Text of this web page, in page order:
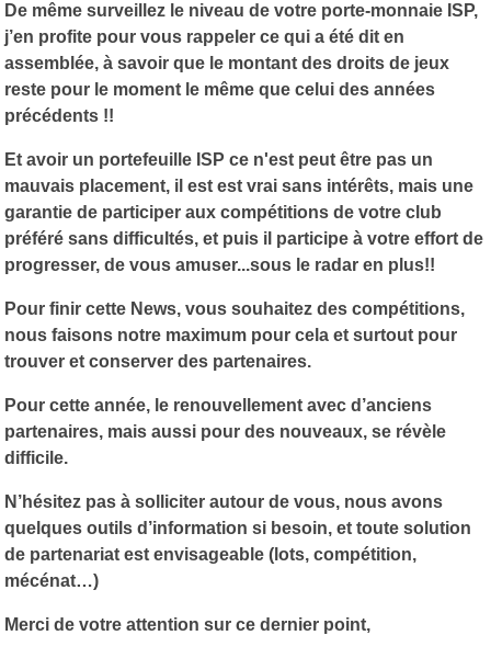
De même surveillez le niveau de votre porte-monnaie ISP,
j’en profite pour vous rappeler ce qui a été dit en
assemblée, à savoir que le montant des droits de jeux
reste pour le moment le même que celui des années
précédents !!
Et avoir un portefeuille ISP ce n'est peut être pas un
mauvais placement, il est est vrai sans intérêts, mais une
garantie de participer aux compétitions de votre club
préféré sans difficultés, et puis il participe à votre effort de
progresser, de vous amuser...sous le radar en plus!!
Pour finir cette News, vous souhaitez des compétitions,
nous faisons notre maximum pour cela et surtout pour
trouver et conserver des partenaires.
Pour cette année, le renouvellement avec d’anciens
partenaires, mais aussi pour des nouveaux, se révèle
difficile.
N’hésitez pas à solliciter autour de vous, nous avons
quelques outils d’information si besoin, et toute solution
de partenariat est envisageable (lots, compétition,
mécénat…)
Merci de votre attention sur ce dernier point,